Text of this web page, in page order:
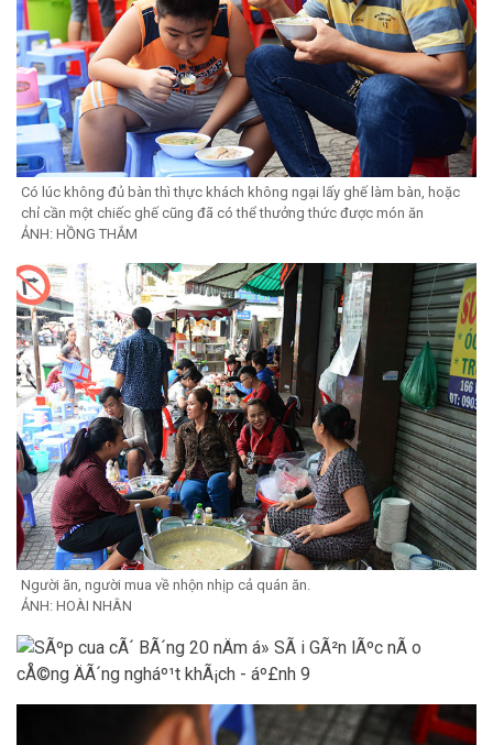
Có lúc không đủ bàn thì thực khách không ngại lấy ghế làm bàn, hoặc
chỉ cần một chiếc ghế cũng đã có thể thưởng thức được món ăn
ẢNH: HỒNG THẮM
Người ăn, người mua về nhộn nhịp cả quán ăn.
ẢNH: HOÀI NHÂN